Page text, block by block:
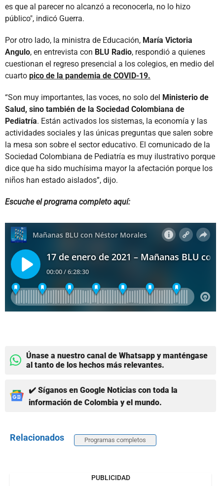
es que al parecer no alcanzó a reconocerla, no lo hizo
público", indicó Guerra.
Por otro lado, la ministra de Educación, María Victoria
Angulo, en entrevista con BLU Radio, respondió a quienes
cuestionan el regreso presencial a los colegios, en medio del
cuarto pico de la pandemia de COVID-19.
“Son muy importantes, las voces, no solo del Ministerio de
Salud, sino también de la Sociedad Colombiana de
Pediatría. Están activados los sistemas, la economía y las
actividades sociales y las únicas preguntas que salen sobre
la mesa son sobre el sector educativo. El comunicado de la
Sociedad Colombiana de Pediatría es muy ilustrativo porque
dice que ha sido muchísima mayor la afectación porque los
niños han estado aislados”, dijo.
Escuche el programa completo aquí:
Únase a nuestro canal de Whatsapp y manténgase
al tanto de los hechos más relevantes.
✔️ Síganos en Google Noticias con toda la
información de Colombia y el mundo.
Relacionados Programas completos
PUBLICIDAD